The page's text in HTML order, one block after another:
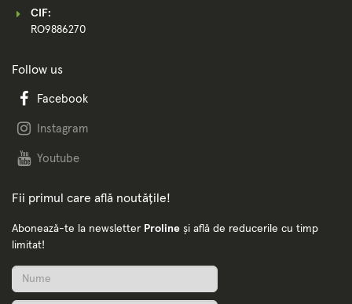
CIF:
RO9886270
Follow us
Facebook
Instagram
Youtube
Fii primul care află noutățile!
Abonează-te la newsletter Proline și află de reducerile cu timp
limitat!